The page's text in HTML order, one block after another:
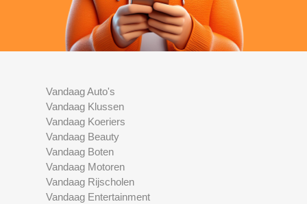
Vandaag Auto's
Vandaag Klussen
Vandaag Koeriers
Vandaag Beauty
Vandaag Boten
Vandaag Motoren
Vandaag Rijscholen
Vandaag Entertainment